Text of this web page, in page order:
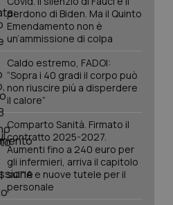
perdono di Biden. Ma il Quinto
Emendamento non è
un’ammissione di colpa
Caldo estremo, FADOI:
“Sopra i 40 gradi il corpo può
non riuscire più a disperdere
il calore”
Comparto Sanità. Firmato il
contratto 2025-2027.
Aumenti fino a 240 euro per
gli infermieri, arriva il capitolo
sull'IA e nuove tutele per il
personale